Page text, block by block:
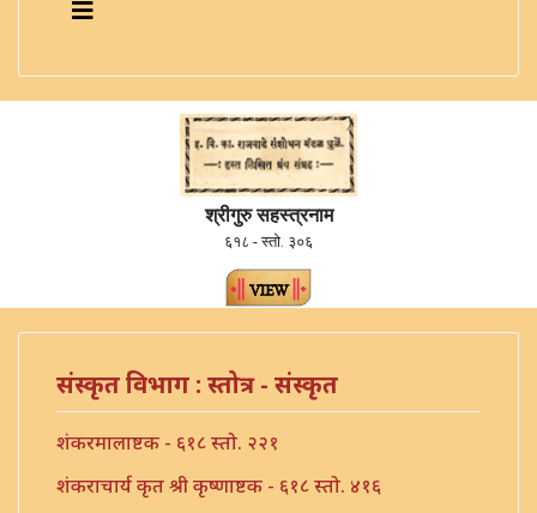
श्रीगुरु सहस्त्रनाम
६१८ - स्तो. ३०६
संस्कृत विभाग : स्तोत्र - संस्कृत
शंकरमालाष्टक - ६१८ स्तो. २२१
शंकराचार्य कृत श्री कृष्णाष्टक - ६१८ स्तो. ४१६